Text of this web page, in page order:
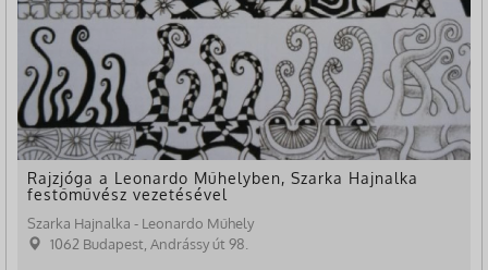
Rajzjóga a Leonardo Műhelyben, Szarka Hajnalka
festőművész vezetésével
Szarka Hajnalka - Leonardo Műhely
1062 Budapest, Andrássy út 98.